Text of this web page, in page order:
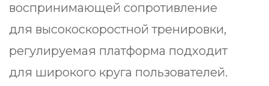
воспринимающей сопротивление
для высокоскоростной тренировки,
регулируемая платформа подходит
для широкого круга пользователей.